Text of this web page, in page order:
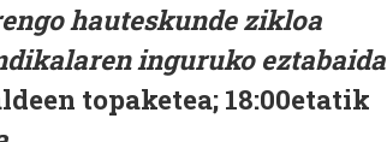
hauteskunde zikloa
inguruko eztabaida
topaketea; 18:00etatik